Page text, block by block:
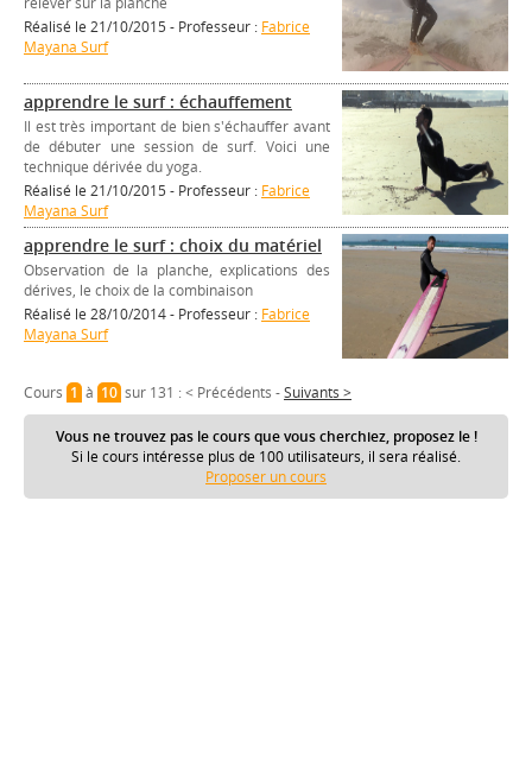
Réalisé le 21/10/2015 - Professeur : Fabrice
Mayana Surf
apprendre le surf : échauffement
Il est très important de bien s'échauffer avant
de débuter une session de surf. Voici une
technique dérivée du yoga.
Réalisé le 21/10/2015 - Professeur : Fabrice
Mayana Surf
apprendre le surf : choix du matériel
Observation de la planche, explications des
dérives, le choix de la combinaison
Réalisé le 28/10/2014 - Professeur : Fabrice
Mayana Surf
Cours 1à 10sur 131 :< Précédents -Suivants >
Vous ne trouvez pas le cours que vous cherchiez, proposez le !
Si le cours intéresse plus de 100 utilisateurs, il sera réalisé.
Proposer un cours